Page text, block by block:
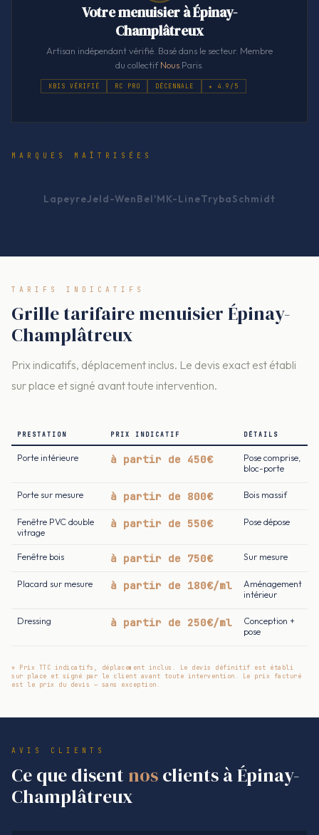
Votre menuisier à Épinay-
Champlâtreux
Artisan indépendant vérifié. Basé dans le secteur. Membre
du collectifNous .Paris.
KBIS VÉRIFIÉ RC PRO DÉCENNALE ★ 4.9/5
MARQUES MAÎTRISÉES
LapeyreJeld-WenBel'MK-LineTrybaSchmidt
TARIFS INDICATIFS
Grille tarifaire menuisier Épinay-
Champlâtreux
Prix indicatifs, déplacement inclus. Le devis exact est établi
sur place et signé avant toute intervention.
PRESTATION PRIX INDICATIF DÉTAILS
Porte intérieure à partir de 450€
Pose comprise,
bloc-porte
Porte sur mesure à partir de 800€ Bois massif
Fenêtre PVC double
vitrage
à partir de 550€ Pose dépose
Fenêtre bois à partir de 750€ Sur mesure
Placard sur mesure à partir de 180€/ml
Aménagement
intérieur
Dressing à partir de 250€/ml
Conception +
pose
* Prix TTC indicatifs, déplacement inclus. Le devis définitif est établi
sur place et signé par le client avant toute intervention. Le prix facturé
est le prix du devis — sans exception.
AVIS CLIENTS
Ce que disent nosclients à Épinay-
Champlâtreux